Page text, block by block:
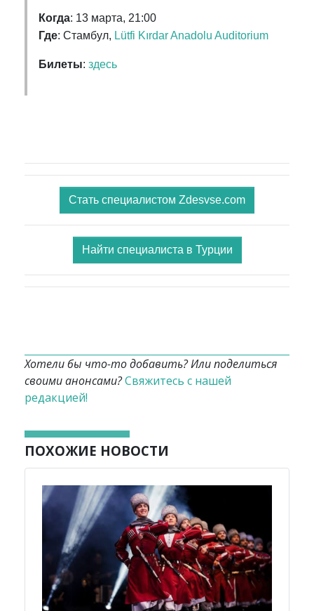
Когда: 13 марта, 21:00
Где: Стамбул, Lütfi Kırdar Anadolu Auditorium
Билеты: здесь
Стать специалистом Zdesvse.com
Найти специалиста в Турции
Хотели бы что-то добавить? Или поделиться
своими анонсами?Свяжитесь с нашей
редакцией!
ПОХОЖИЕ НОВОСТИ